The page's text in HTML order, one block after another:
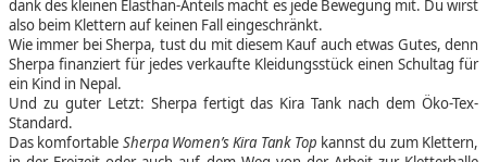
dank des kleinen Elasthan-Anteils macht es jede Bewegung mit. Du wirst
also beim Klettern auf keinen Fall eingeschränkt.
Wie immer bei Sherpa, tust du mit diesem Kauf auch etwas Gutes, denn
Sherpa finanziert für jedes verkaufte Kleidungsstück einen Schultag für
ein Kind in Nepal.
Und zu guter Letzt: Sherpa fertigt das Kira Tank nach dem Öko-Tex-
Standard.
Das komfortable Sherpa Women’s Kira Tank Top kannst du zum Klettern,